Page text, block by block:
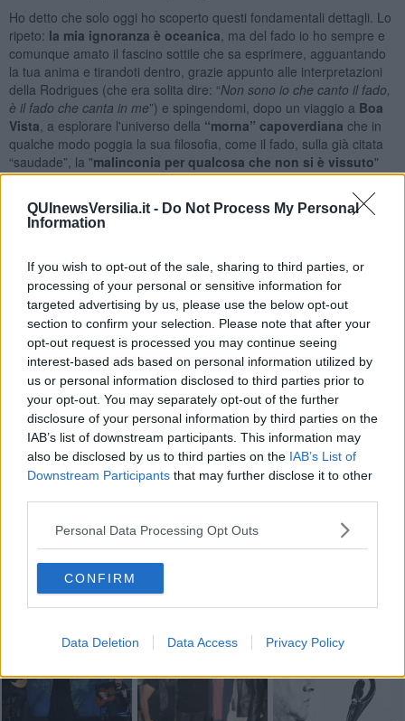
QUInewsVersilia.it - Do Not Process My Personal
Information
If you wish to opt-out of the sale, sharing to third parties, or
processing of your personal or sensitive information for
targeted advertising by us, please use the below opt-out
section to confirm your selection. Please note that after your
opt-out request is processed you may continue seeing
interest-based ads based on personal information utilized by
us or personal information disclosed to third parties prior to
your opt-out. You may separately opt-out of the further
disclosure of your personal information by third parties on the
IAB’s list of downstream participants. This information may
also be disclosed by us to third parties on the IAB’s List of
Downstream Participants that may further disclose it to other
Personal Data Processing Opt Outs
CONFIRM
Data Deletion Data Access Privacy Policy
Ho detto che solo oggi ho scoperto questi fondamentali dettagli. Lo
ripeto: la mia ignoranza è oceanica , ma del fado io ho sempre e
comunque amato il fascino sottile che sa esprimere, agguantando
la tua anima e tirandoti dentro, grazie appunto alle interpretazioni
della Rodrigues (che era solita dire: “Non sono io che canto il fado,
è il fado che canta in me”) e spingendomi, dopo un viaggio a Boa
Vista , a esplorare l'universo della “morna” capoverdiana che in
qualche modo poggia la sua filosofia, come il fado, sulla già citata
“saudade”, la "malinconia per qualcosa che non si è vissuto"
che qualcuno spericolatamente identifica anche nella cosiddetta
E io ho già “nostalgia” di Custódio Castelo e della sua arte
riaverlo qui in Toscana. Marco Abbondanza ha infatti annunciato
che nel mese di luglio, tra
Pontedera e Montecastello
, si svolgerà
la XXIII edizione del Festival Sete Sóis Sete Luas
. E il nostro
nuovo amico ci sarà, insieme con la suaVibra.Sóis Orkestra
questo ci occuperemo senz'altro e molto presto. E stavolta è
proprio il caso di lasciarvi con il mio consueto slogan di chiusura:
buona Musica a tutti!
Fausto Pirìto
Newsletter QUInews - ToscanaMedia.Arriva gratis tutti i giorni
alle 20:00 direttamente nella tua casella di posta.
Basta cliccareQUI